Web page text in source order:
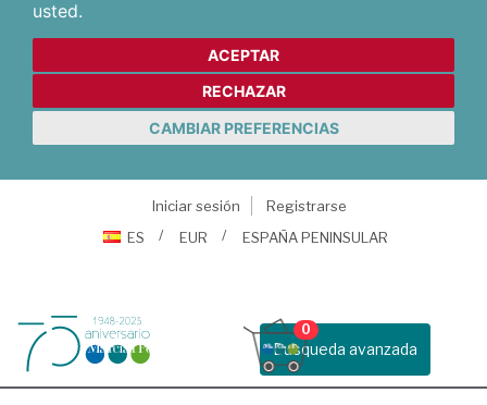
usted.
ACEPTAR
RECHAZAR
CAMBIAR PREFERENCIAS
Iniciar sesión
Registrarse
ES
EUR ESPAÑA PENINSULAR
Busqueda avanzada
0